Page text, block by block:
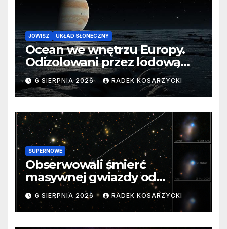
JOWISZ UKŁAD SŁONECZNY
Ocean we wnętrzu Europy.
Odizolowani przez lodową
barierę
6 SIERPNIA 2026 RADEK KOSARZYCKI
SUPERNOWE
Obserwowali śmierć
masywnej gwiazdy od
samego początku. Niezwykle
cenne dane
6 SIERPNIA 2026 RADEK KOSARZYCKI